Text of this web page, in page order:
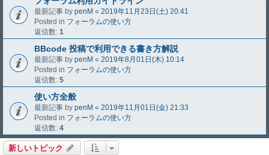
最新記事 by penM « 2019年11月23日(土) 20:41
Posted in フォーラムの使い方
返信数: 1
BBcode 投稿で利用できる書き方解説
最新記事 by penM « 2019年8月01日(木) 10:14
Posted in フォーラムの使い方
返信数: 5
使い方全般
最新記事 by penM « 2019年11月01日(金) 21:33
Posted in フォーラムの使い方
返信数: 4
新しいトピック